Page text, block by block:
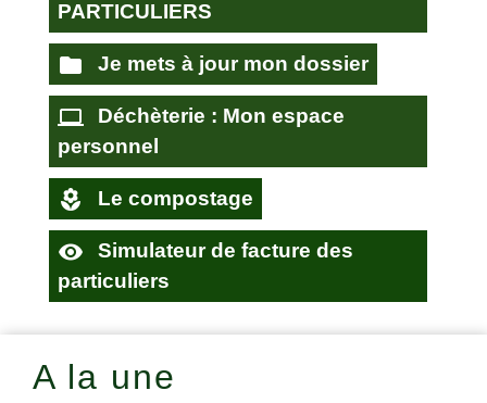
PARTICULIERS
folder Je mets à jour mon dossier
computer
Déchèterie : Mon espace
personnel
local_florist Le compostage
visibility
Simulateur de facture des
particuliers
A la une